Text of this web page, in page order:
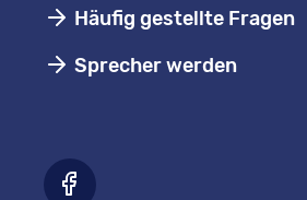
Häufig gestellte Fragen
Sprecher werden